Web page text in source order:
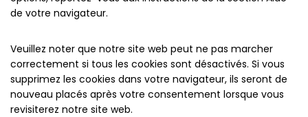
de votre navigateur.
Veuillez noter que notre site web peut ne pas marcher
correctement si tous les cookies sont désactivés. Si vous
supprimez les cookies dans votre navigateur, ils seront de
nouveau placés après votre consentement lorsque vous
revisiterez notre site web.